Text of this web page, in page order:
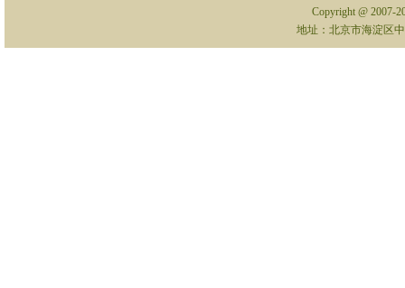
Copyright @ 2007-
地址：北京市海淀区